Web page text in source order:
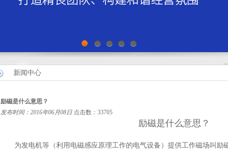
新闻中心
励磁是什么意思？
发布时间：2016年06月08日 点击数：33705
励磁是什么意思？
为发电机等（利用电磁感应原理工作的电气设备）提供工作磁场叫励